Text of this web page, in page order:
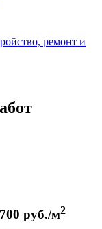
ремонт и
руб./м2